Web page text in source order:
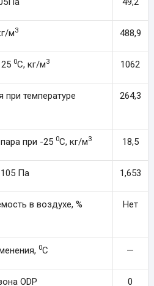
м3 488,9
0С, кг/м3 1062
при температуре
264,3
при -25 0С, кг/м3 18,5
Па 1,653
в воздухе, %
Нет
0С —
ODP 0